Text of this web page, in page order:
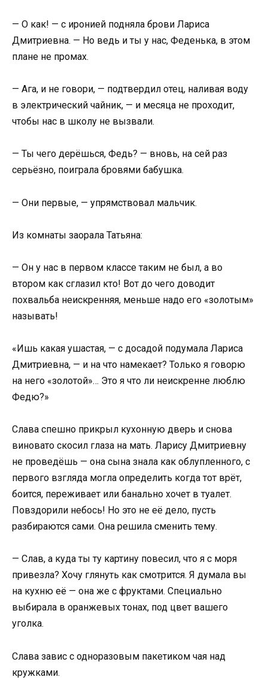
— О как! — с иронией подняла брови Лариса
Дмитриевна. — Но ведь и ты у нас, Феденька, в этом
плане не промах.
— Ага, и не говори, — подтвердил отец, наливая воду
в электрический чайник, — и месяца не проходит,
чтобы нас в школу не вызвали.
— Ты чего дерёшься, Федь? — вновь, на сей раз
серьёзно, поиграла бровями бабушка.
— Они первые, — упрямствовал мальчик.
Из комнаты заорала Татьяна:
— Он у нас в первом классе таким не был, а во
втором как сглазил кто! Вот до чего доводит
похвальба неискренняя, меньше надо его «золотым»
называть!
«Ишь какая ушастая, — с досадой подумала Лариса
Дмитриевна, — и на что намекает? Только я говорю
на него «золотой»… Это я что ли неискренне люблю
Федю?»
Слава спешно прикрыл кухонную дверь и снова
виновато скосил глаза на мать. Ларису Дмитриевну
не проведёшь — она сына знала как облупленного, с
первого взгляда могла определить когда тот врёт,
боится, переживает или банально хочет в туалет.
Повздорили небось! Но это не её дело, пусть
разбираются сами. Она решила сменить тему.
— Слав, а куда ты ту картину повесил, что я с моря
привезла? Хочу глянуть как смотрится. Я думала вы
на кухню её — она же с фруктами. Специально
выбирала в оранжевых тонах, под цвет вашего
уголка.
Слава завис с одноразовым пакетиком чая над
кружками.